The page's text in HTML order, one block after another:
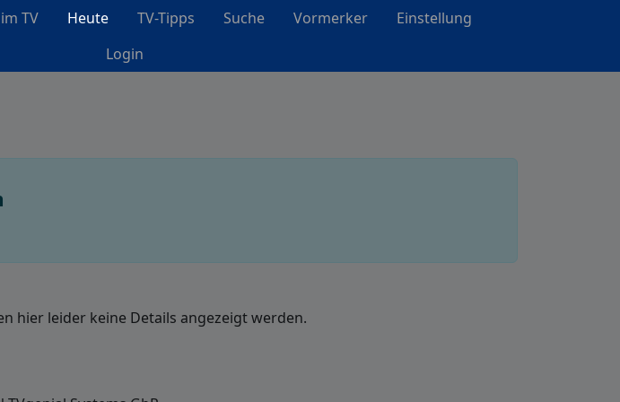
TV Heute TV-Tipps Suche Vormerker
Einstellung
Login
hier leider keine Details angezeigt werden.